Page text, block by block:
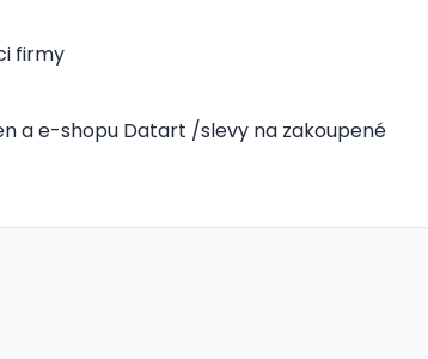
firmy
a e-shopu Datart /slevy na zakoupené